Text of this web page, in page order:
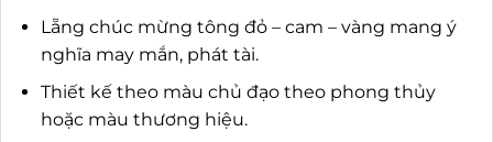
Lẵng chúc mừng tông đỏ – cam – vàng mang ý
nghĩa may mắn, phát tài.
Thiết kế theo màu chủ đạo theo phong thủy
hoặc màu thương hiệu.